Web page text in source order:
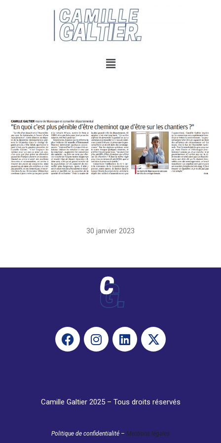
30 janvier 2023
Camille Galtier 2025 – Tous droits réservés
Politique de confidentialité – Mentions légales